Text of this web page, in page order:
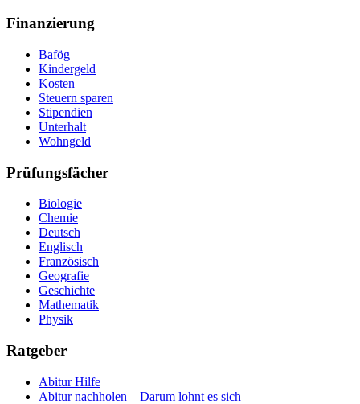
Finanzierung
Bafög
Kindergeld
Kosten
Steuern sparen
Stipendien
Unterhalt
Wohngeld
Prüfungsfächer
Biologie
Chemie
Deutsch
Englisch
Französisch
Geografie
Geschichte
Mathematik
Physik
Ratgeber
Abitur Hilfe
Abitur nachholen – Darum lohnt es sich